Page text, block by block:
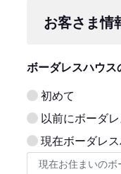
お客さま情
ボーダレスハウス
初めて
以前にボーダ
現在ボーダレ